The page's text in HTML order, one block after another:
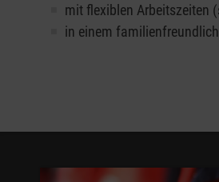
mit flexiblen Arbeitszeiten
in einem